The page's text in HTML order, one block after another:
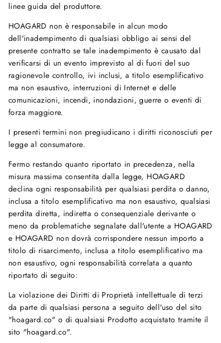
linee guida del produttore.
HOAGARD non è responsabile in alcun modo
dell'inadempimento di qualsiasi obbligo ai sensi del
presente contratto se tale inadempimento è causato dal
verificarsi di un evento imprevisto al di fuori del suo
ragionevole controllo, ivi inclusi, a titolo esemplificativo
ma non esaustivo, interruzioni di Internet e delle
comunicazioni, incendi, inondazioni, guerre o eventi di
forza maggiore.
I presenti termini non pregiudicano i diritti riconosciuti per
legge al consumatore.
Fermo restando quanto riportato in precedenza, nella
misura massima consentita dalla legge, HOAGARD
declina ogni responsabilità per qualsiasi perdita o danno,
inclusa a titolo esemplificativo ma non esaustivo, qualsiasi
perdita diretta, indiretta o consequenziale derivante o
meno da problematiche segnalate dall'utente a HOAGARD
e HOAGARD non dovrà corrispondere nessun importo a
titolo di risarcimento, inclusa a titolo esemplificativo ma
non esaustivo, ogni responsabilità correlata a quanto
riportato di seguito:
La violazione dei Diritti di Proprietà intellettuale di terzi
da parte di qualsiasi persona a seguito dell'uso del sito
"hoagard.co" o di qualsiasi Prodotto acquistato tramite il
sito "hoagard.co".